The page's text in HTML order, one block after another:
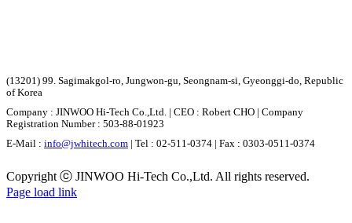
(13201) 99. Sagimakgol-ro, Jungwon-gu, Seongnam-si, Gyeonggi-do, Republic
of Korea
Company : JINWOO Hi-Tech Co.,Ltd. | CEO : Robert CHO | Company
Registration Number : 503-88-01923
E-Mail : info@jwhitech.com | Tel : 02-511-0374 | Fax : 0303-0511-0374
Copyright ⓒ JINWOO Hi-Tech Co.,Ltd. All rights reserved.
Page load link